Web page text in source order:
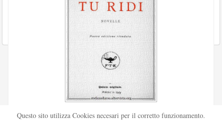
Questo sito utilizza Cookies necesari per il corretto funzionamento.